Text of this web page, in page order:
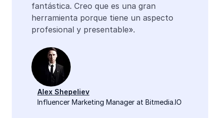
fantástica. Creo que es una gran
herramienta porque tiene un aspecto
profesional y presentable».
Alex Shepeliev
Influencer Marketing Manager at Bitmedia.IO